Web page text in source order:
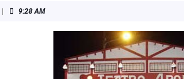
9:28 AM